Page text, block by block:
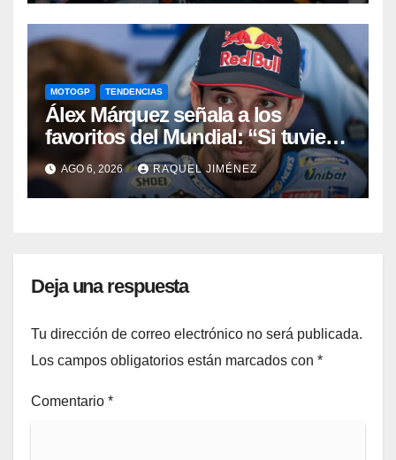
MOTOGP TENDENCIAS
Álex Márquez señala a los
favoritos del Mundial: “Si tuviera
que apostar mi dinero, ya sabéis
por quién sería”
AGO 6, 2026 RAQUEL JIMÉNEZ
Deja una respuesta
Tu dirección de correo electrónico no será publicada.
Los campos obligatorios están marcados con *
Comentario *